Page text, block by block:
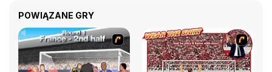
POWIĄZANE GRY